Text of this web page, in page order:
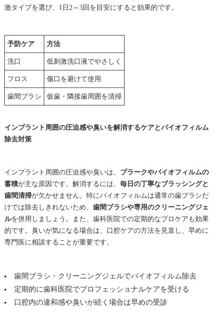
激タイプを選び、1日2～3回を目安にすると効果的です。
予防ケア 方法
洗口 低刺激洗口液でやさしく
フロス 傷口を避けて使用
歯間ブラシ 仮歯・隣接歯周囲を清掃
インプラント周囲の圧迫感や臭いを解消するケアとバイオフィルム
除去対策
インプラント周囲の圧迫感や臭いは、 プラークやバイオフィルムの
蓄積が主な原因です。解消するには、 毎日の丁寧なブラッシングと
歯間清掃が欠かせません。特にバイオフィルムは通常の歯ブラシだ
けでは除去しきれないため、 歯間ブラシや専用のクリーニングジェ
ルを併用しましょう。また、歯科医院での定期的なプロケアも効果
的です。臭いが気になる場合は、口腔ケアの方法を見直し、早めに
専門医に相談することが重要です。
歯間ブラシ・クリーニングジェルでバイオフィルム除去
定期的に歯科医院でプロフェッショナルケアを受ける
口腔内の違和感や臭いが続く場合は早めの受診